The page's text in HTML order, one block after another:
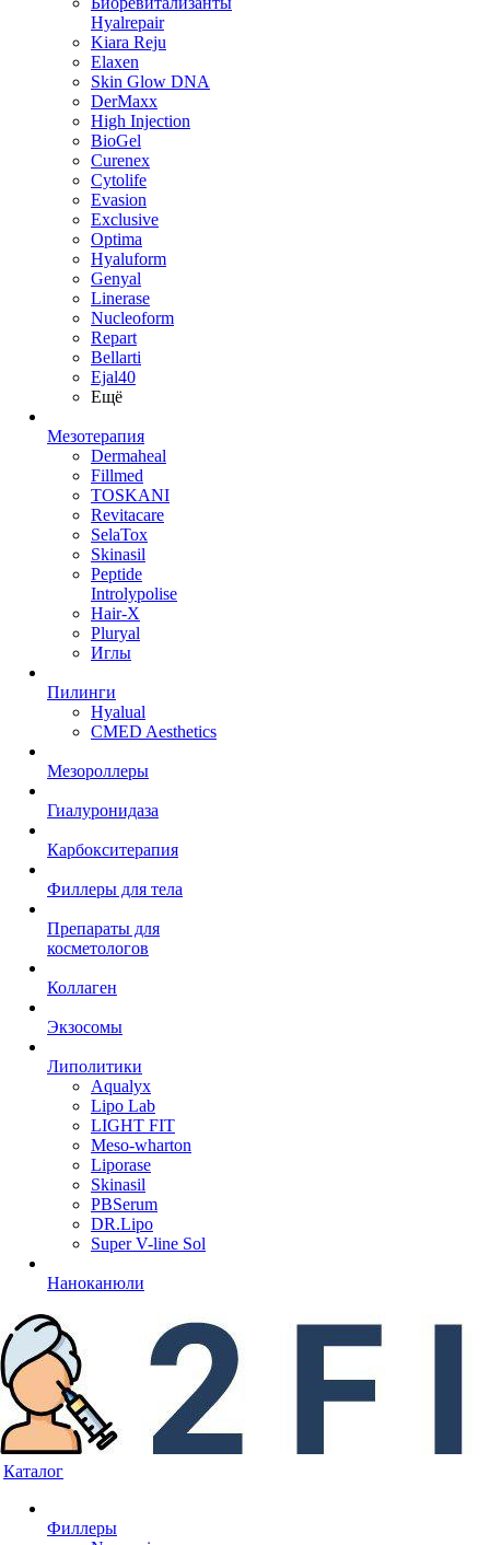
Hyalrepair
Kiara Reju
Elaxen
Skin Glow DNA
DerMaxx
High Injection
BioGel
Curenex
Cytolife
Evasion
Exclusive
Optima
Hyaluform
Genyal
Linerase
Nucleoform
Repart
Bellarti
Ejal40
Ещё
Мезотерапия
Dermaheal
Fillmed
TOSKANI
Revitacare
SelaTox
Skinasil
Peptide
Introlypolise
Hair-X
Pluryal
Иглы
Пилинги
Hyalual
CMED Aesthetics
Мезороллеры
Гиалуронидаза
Карбокситерапия
Филлеры для тела
Препараты для
косметологов
Коллаген
Экзосомы
Липолитики
Aqualyx
Lipo Lab
LIGHT FIT
Meso-wharton
Liporase
Skinasil
PBSerum
DR.Lipo
Super V-line Sol
Наноканюли
Каталог
Филлеры